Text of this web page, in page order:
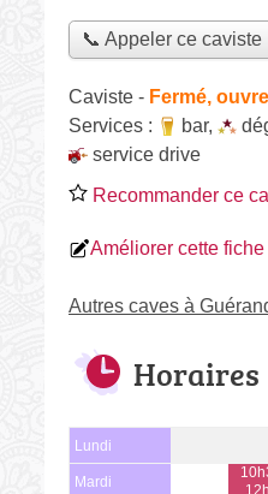
📞 Appeler ce caviste
Caviste - Fermé,
Services :
bar,
service drive
Recommander ce
Améliorer cette fiche
Autres caves à
Horaires
Lundi
Mardi